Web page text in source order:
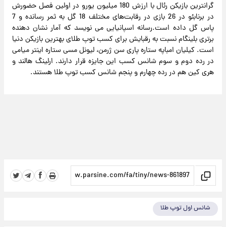
گرانترین بازیکن رئال با ارزش 180 میلیون یورو در اولین فصل حضورش
در برنابئو در 26 بازی در رقابت‌های مختلف 18 گل به ثمر رسانده و 7
پاس گل داده است.رسانه اسپانیایی می نویسد که آمار نشان دهنده
برتری بلینگام نسبت به رقبایش برای کسب توپ طلای بهترین بازیکن دنیا
است. کیلیان امباپه ستاره پاری سن ژرمن، لیونل مسی ستاره اینتر میامی
در رده دوم و سوم شانس کسب این جایزه قرار دارند. ارلینگ هالند و
هری کین هم در رده چهارم و پنجم شانس کسب توپ طلا هستند.
شانس اول توپ طلا